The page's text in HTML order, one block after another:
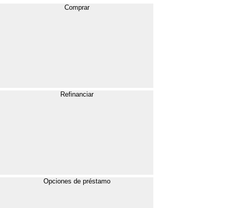
Comprar
Refinanciar
Opciones de préstamo